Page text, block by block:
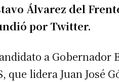
Álvarez del
por Twitter.
a Gobernador
que lidera Juan José